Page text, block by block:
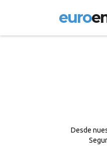
euro
Desde